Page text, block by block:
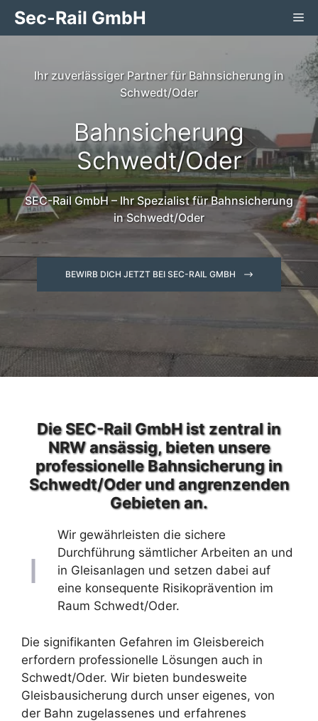
Zum
InhaltSec-Rail GmbH
Ihr zuverlässiger Partner für Bahnsicherung in
Schwedt/Oder
Bahnsicherung
Schwedt/Oder
SEC-Rail GmbH – Ihr Spezialist für Bahnsicherung
in Schwedt/Oder
BEWIRB DICH JETZT BEI SEC-RAIL GMBH
Die SEC-Rail GmbH ist zentral in
NRW ansässig, bieten unsere
professionelle Bahnsicherung in
Schwedt/Oder und angrenzenden
Gebieten an.
Wir gewährleisten die sichere
Durchführung sämtlicher Arbeiten an und
in Gleisanlagen und setzen dabei auf
eine konsequente Risikoprävention im
Raum Schwedt/Oder.
Die signifikanten Gefahren im Gleisbereich
erfordern professionelle Lösungen auch in
Schwedt/Oder. Wir bieten bundesweite
Gleisbausicherung durch unser eigenes, von
der Bahn zugelassenes und erfahrenes